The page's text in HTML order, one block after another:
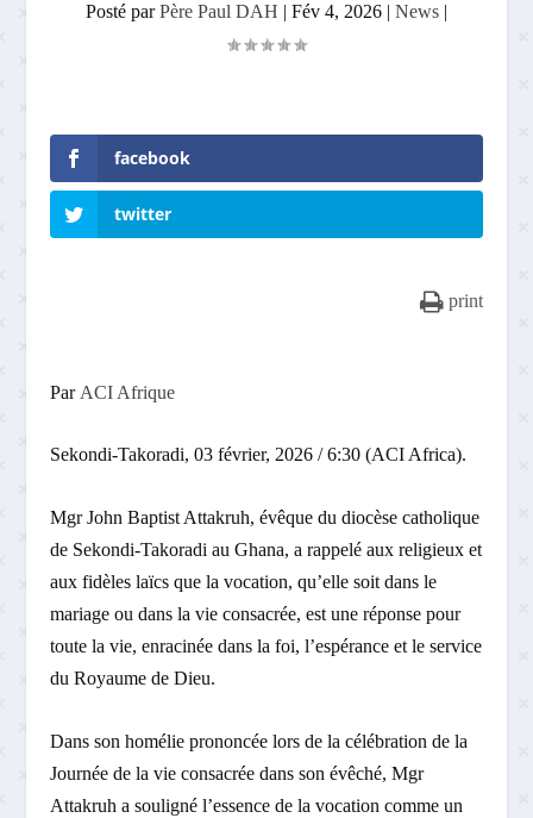
Posté parPère Paul DAH | Fév 4, 2026 | News |
facebook
twitter
print
Par ACI Afrique
Sekondi-Takoradi, 03 février, 2026 / 6:30 (ACI Africa).
Mgr John Baptist Attakruh, évêque du diocèse catholique
de Sekondi-Takoradi au Ghana, a rappelé aux religieux et
aux fidèles laïcs que la vocation, qu’elle soit dans le
mariage ou dans la vie consacrée, est une réponse pour
toute la vie, enracinée dans la foi, l’espérance et le service
du Royaume de Dieu.
Dans son homélie prononcée lors de la célébration de la
Journée de la vie consacrée dans son évêché, Mgr
Attakruh a souligné l’essence de la vocation comme un